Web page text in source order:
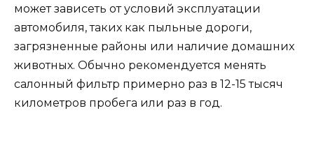
может зависеть от условий эксплуатации
автомобиля, таких как пыльные дороги,
загрязненные районы или наличие домашних
животных. Обычно рекомендуется менять
салонный фильтр примерно раз в 12-15 тысяч
километров пробега или раз в год.